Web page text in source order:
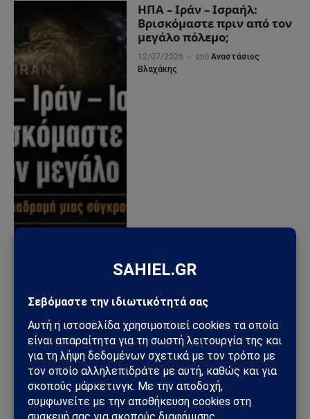
ΗΠΑ – Ιράν – Ισραήλ:
Βρισκόμαστε πριν από τον
μεγάλο πόλεμο;
12/07/2026 από Αναστάσιος
Βλαχάκης
Η πολιτική σύγκρουση
Άγκυρας – Τελ Αβίβ
βαθαίνει: Πώς ο
ισραηλινός Τύπος βλέπει
την Τουρκία ως τη νέα
στρατηγική πρόκληση
06/07/2026 από Αναστάσιος